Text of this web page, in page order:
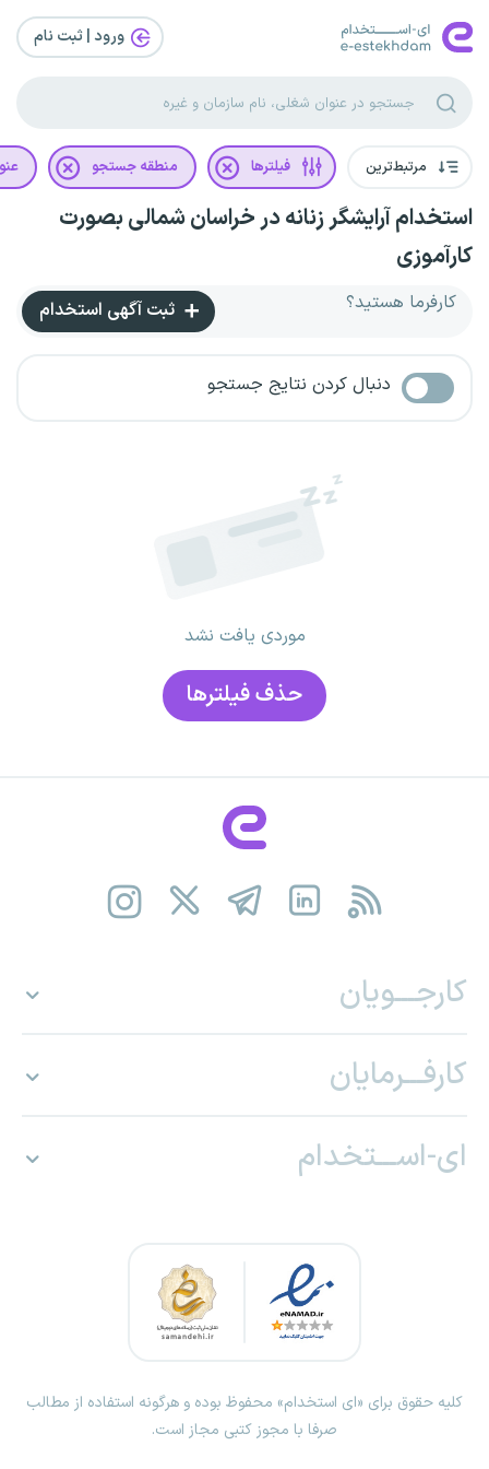
ورود | ثبت‌ نام
مرتبط‌ترین فیلترها منطقه جستجو
استخدام آرایشگر زنانه در خراسان شمالی بصورت
کارآموزی
کارفرما هستید؟ ثبت آگهی استخدام
دنبال کردن نتایج جستجو
موردی یافت نشد
حذف فیلتر‌ها
کارجـــویان
کارفـــرمایان
ای-اســـتخدام
کلیه حقوق برای «ای استخدام» محفوظ بوده و هرگونه استفاده از مطالب
صرفا با مجوز کتبی مجاز است.